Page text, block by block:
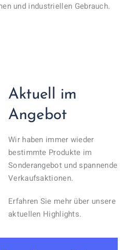
und industriellen Gebrauch.
Aktuell im
Angebot
Wir haben immer wieder
bestimmte Produkte im
Sonderangebot und spannende
Verkaufsaktionen.
Erfahren Sie mehr über unsere
aktuellen Highlights.